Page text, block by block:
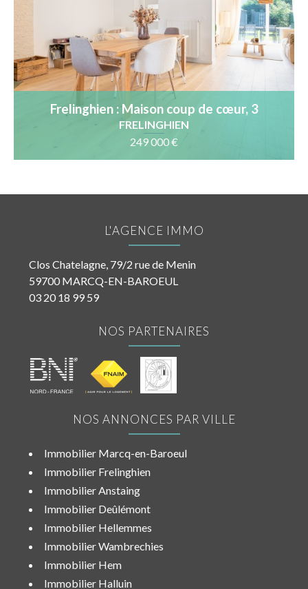
Frelinghien : Maison coup de cœur, 3
chambres, jardin sud-est
FRELINGHIEN
249 000 €
L'AGENCE IMMO
Clos Chatelagne, 79/2 rue de Menin
59700 MARCQ-EN-BAROEUL
03 20 18 99 59
NOS PARTENAIRES
NOS ANNONCES PAR VILLE
Immobilier Marcq-en-Baroeul
Immobilier Frelinghien
Immobilier Anstaing
Immobilier Deûlémont
Immobilier Hellemmes
Immobilier Wambrechies
Immobilier Hem
Immobilier Halluin